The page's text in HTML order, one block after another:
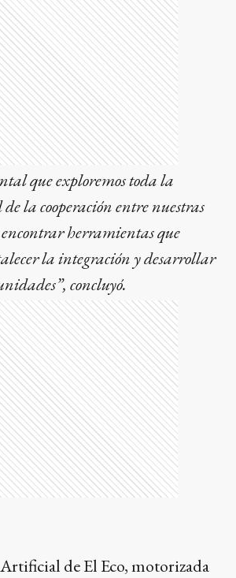
que exploremos toda la
la cooperación entre nuestras
herramientas que
la integración y desarrollar
concluyó.
de El Eco, motorizada